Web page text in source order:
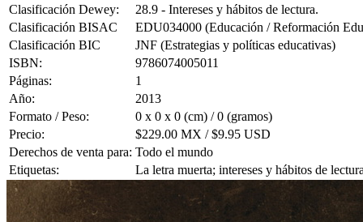
Clasificación Dewey:
28.9 - Intereses y hábitos de lectura.
Clasificación BISAC
EDU034000 (Educación / Reformación
Clasificación BIC
JNF (Estrategias y políticas educativas)
ISBN:
9786074005011
Páginas:
1
Año:
2013
Formato / Peso:
0 x 0 x 0 (cm) / 0 (gramos)
Precio:
$229.00 MX / $9.95 USD
Derechos de venta para: Todo el mundo
Etiquetas:
La letra muerta; intereses y hábitos de